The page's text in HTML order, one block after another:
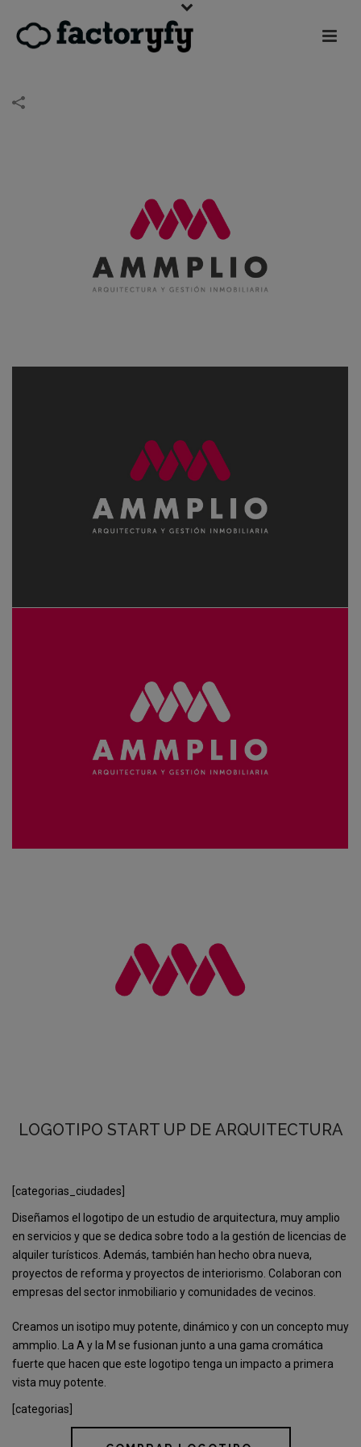
LOGOTIPO START UP DE ARQUITECTURA
[categorias_ciudades]
Diseñamos el logotipo de un estudio de arquitectura, muy amplio
en servicios y que se dedica sobre todo a la gestión de licencias de
alquiler turísticos. Además, también han hecho obra nueva,
proyectos de reforma y proyectos de interiorismo. Colaboran con
empresas del sector inmobiliario y comunidades de vecinos.
Creamos un isotipo muy potente, dinámico y con un concepto muy
ammplio. La A y la M se fusionan junto a una gama cromática
fuerte que hacen que este logotipo tenga un impacto a primera
vista muy potente.
[categorias]